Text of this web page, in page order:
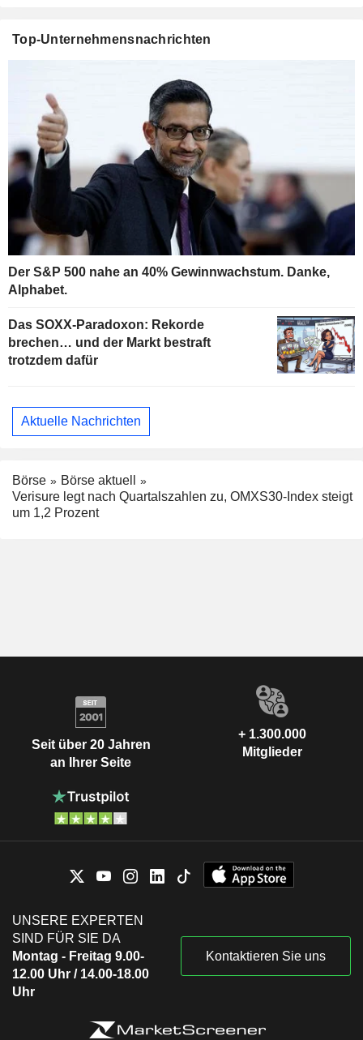
Top-Unternehmensnachrichten
Der S&P 500 nahe an 40% Gewinnwachstum. Danke,
Alphabet.
Das SOXX-Paradoxon: Rekorde
brechen… und der Markt bestraft
trotzdem dafür
Aktuelle Nachrichten
Börse
Börse aktuell
Verisure legt nach Quartalszahlen zu, OMXS30-Index steigt
um 1,2 Prozent
Seit über 20 Jahren
an Ihrer Seite
+ 1.300.000
Mitglieder
UNSERE EXPERTEN
SIND FÜR SIE DA
Montag - Freitag 9.00-
12.00 Uhr / 14.00-18.00
Uhr
Kontaktieren Sie uns